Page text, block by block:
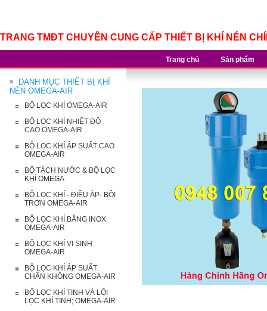
TRANG TMĐT CHUYÊN CUNG CẤP THIẾT BỊ KHÍ NÉN
Trang chủ Sản phẩm
DANH MỤC THIẾT BỊ KHÍ
NÉN OMEGA-AIR
BỘ LỌC KHÍ OMEGA-AIR
BỘ LỌC KHÍ NHIỆT ĐỘ
CAO OMEGA-AIR
BỘ LỌC KHÍ ÁP SUẤT CAO
OMEGA-AIR
BỘ TÁCH NƯỚC & BỘ LỌC
KHÍ OMEGA
BỘ LỌC KHÍ - ĐIỀU ÁP- BÔI
TRƠN OMEGA-AIR
BỘ LỌC KHÍ BẰNG INOX
OMEGA-AIR
BỘ LỌC KHÍ VI SINH
OMEGA-AIR
BỘ LỌC KHÍ ÁP SUẤT
CHÂN KHÔNG OMEGA-AIR
BỘ LỌC KHÍ TINH VÀ LÕI
LỌC KHÍ TINH; OMEGA-AIR